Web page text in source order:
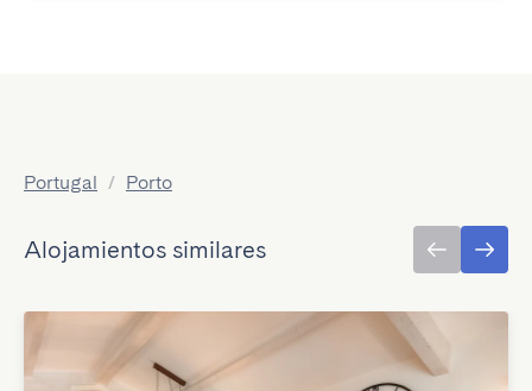
Portugal / Porto
Alojamientos similares